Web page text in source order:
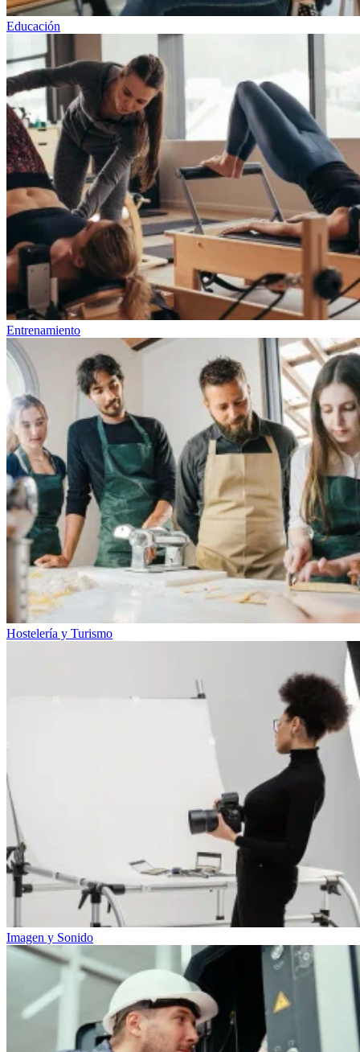
Educación
Entrenamiento
Hostelería y Turismo
Imagen y Sonido